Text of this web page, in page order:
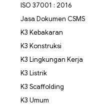
ISO 37001 : 2016
Jasa Dokumen CSMS
K3 Kebakaran
K3 Konstruksi
K3 Lingkungan Kerja
K3 Listrik
K3 Scaffolding
K3 Umum